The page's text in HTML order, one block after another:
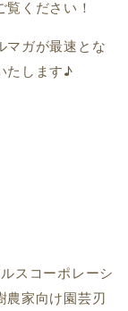
ください！
マガが最速とな
たします♪
スコーポレーシ
農家向け園芸刃